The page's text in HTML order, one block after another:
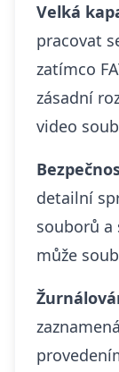
Velká
pracovat
zatímco
zásadní
video
detailní
souborů a
může